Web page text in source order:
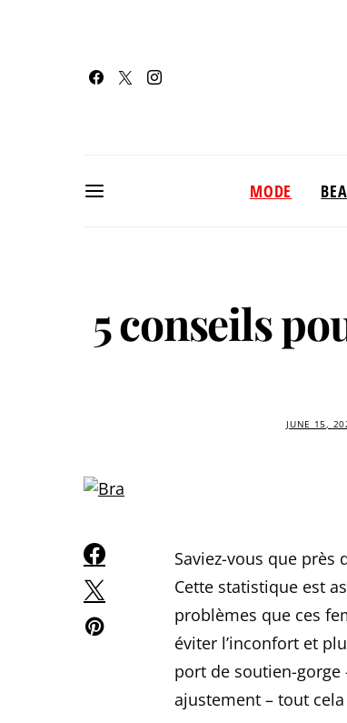
MODE
5 conseils
JUNE 15,
Saviez-vous que près
Cette statistique est
problèmes que ces
éviter l’inconfort et
port de soutien-
ajustement – tout